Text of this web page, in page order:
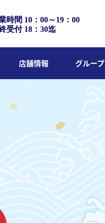
時間 10：00～19：00
受付 18：30迄
店舗情報 グループ